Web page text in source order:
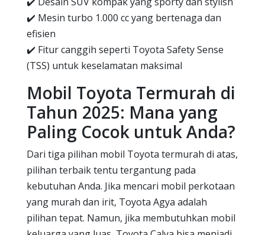
✔️ Mesin turbo 1.000 cc yang bertenaga dan
efisien
✔️ Fitur canggih seperti Toyota Safety Sense
(TSS) untuk keselamatan maksimal
Mobil Toyota Termurah di
Tahun 2025: Mana yang
Paling Cocok untuk Anda?
Dari tiga pilihan mobil Toyota termurah di atas,
pilihan terbaik tentu tergantung pada
kebutuhan Anda. Jika mencari mobil perkotaan
yang murah dan irit, Toyota Agya adalah
pilihan tepat. Namun, jika membutuhkan mobil